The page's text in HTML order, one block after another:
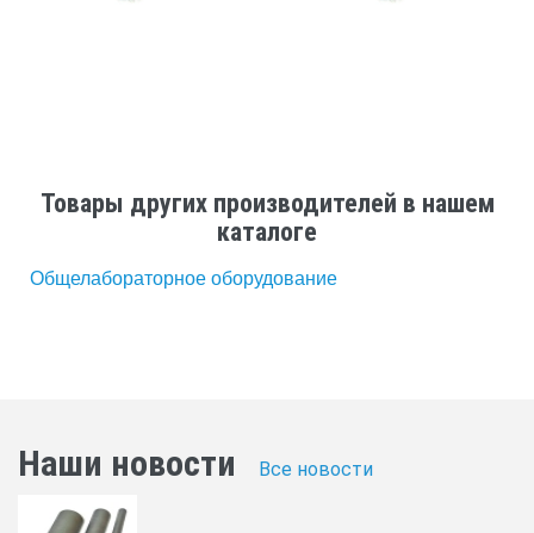
Товары других производителей в нашем
каталоге
Общелабораторное оборудование
Наши новости Все новости